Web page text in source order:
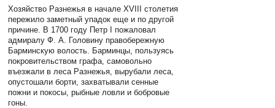
Хозяйство Разнежья в начале XVIII столетия
пережило заметный упадок еще и по другой
причине. В 1700 году Петр I пожаловал
адмиралу Ф. А. Головину правобережную
Барминскую волость. Барминцы, пользуясь
покровительством графа, самовольно
въезжали в леса Разнежья, вырубали леса,
опустошали борти, захватывали сенные
пожни и покосы, рыбные ловли и бобровые
гоны.